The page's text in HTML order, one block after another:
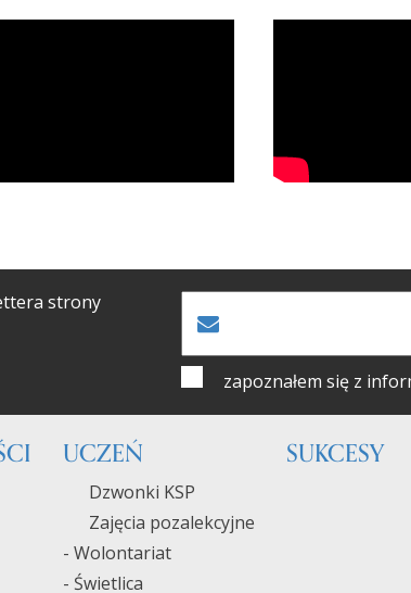
strony
zapoznałem się z
UCZEŃ
Dzwonki KSP
Zajęcia pozalekcyjne
- Wolontariat
- Świetlica
SUKCESY